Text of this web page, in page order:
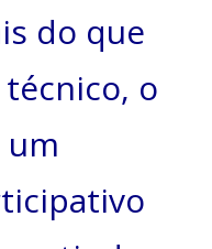
do que
o
um